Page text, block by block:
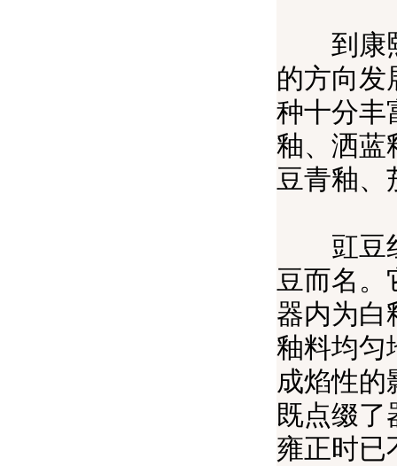
到康熙
的方向发
种十分丰
釉、洒蓝
豆青釉、
豇豆红
豆而名。
器内为白
釉料均匀
成焰性的
既点缀了
雍正时已